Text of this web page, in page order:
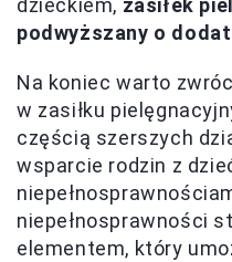
podwyższany o
Na koniec warto
w zasiłku
częścią szerszych
wsparcie rodzin z
niepełnosprawności
elementem, który